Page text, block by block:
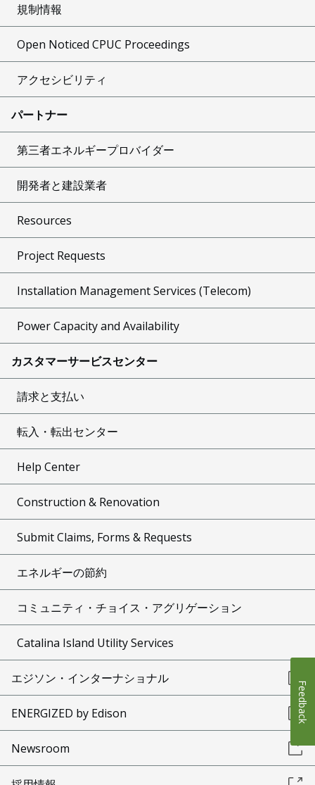
規制情報
Open Noticed CPUC Proceedings
アクセシビリティ
パートナー
第三者エネルギープロバイダー
開発者と建設業者
Resources
Project Requests
Installation Management Services (Telecom)
Power Capacity and Availability
カスタマーサービスセンター
請求と支払い
転入・転出センター
Help Center
Construction & Renovation
Submit Claims, Forms & Requests
エネルギーの節約
コミュニティ・チョイス・アグリゲーション
Catalina Island Utility Services
エジソン・インターナショナル
ENERGIZED by Edison
Newsroom
Feedback